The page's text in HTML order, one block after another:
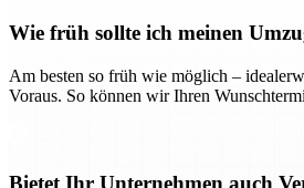
Wie früh sollte ich meinen
Am besten so früh wie möglich –
Voraus. So können wir Ihren
Bietet Ihr Unternehmen auch